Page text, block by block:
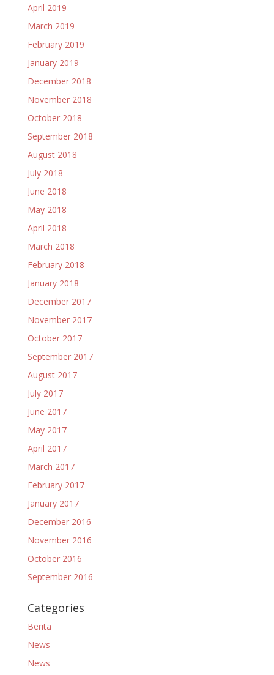
April 2019
March 2019
February 2019
January 2019
December 2018
November 2018
October 2018
September 2018
August 2018
July 2018
June 2018
May 2018
April 2018
March 2018
February 2018
January 2018
December 2017
November 2017
October 2017
September 2017
August 2017
July 2017
June 2017
May 2017
April 2017
March 2017
February 2017
January 2017
December 2016
November 2016
October 2016
September 2016
Categories
Berita
News
News